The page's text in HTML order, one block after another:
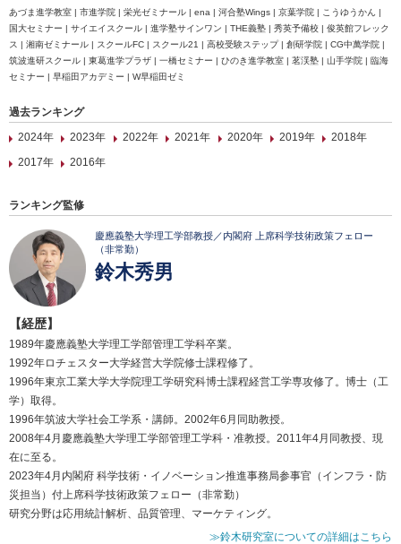
あづま進学教室 | 市進学院 | 栄光ゼミナール | ena | 河合塾Wings | 京葉学院 | こうゆうかん |
国大セミナー | サイエイスクール | 進学塾サインワン | THE義塾 | 秀英予備校 | 俊英館フレック
ス | 湘南ゼミナール | スクールFC | スクール21 | 高校受験ステップ | 創研学院 | CG中萬学院 |
筑波進研スクール | 東葛進学プラザ | 一橋セミナー | ひのき進学教室 | 茗渓塾 | 山手学院 | 臨海
セミナー | 早稲田アカデミー | W早稲田ゼミ
過去ランキング
2024年
2023年 2022年 2021年 2020年 2019年
2018年
2017年
2016年
ランキング監修
慶應義塾大学理工学部教授／内閣府 上席科学技術政策フェロー
（非常勤）
鈴木秀男
【経歴】
1989年慶應義塾大学理工学部管理工学科卒業。
1992年ロチェスター大学経営大学院修士課程修了。
1996年東京工業大学大学院理工学研究科博士課程経営工学専攻修了。博士（工
学）取得。
1996年筑波大学社会工学系・講師。2002年6月同助教授。
2008年4月慶應義塾大学理工学部管理工学科・准教授。2011年4月同教授、現
在に至る。
2023年4月内閣府 科学技術・イノベーション推進事務局参事官（インフラ・防
災担当）付上席科学技術政策フェロー（非常勤）
研究分野は応用統計解析、品質管理、マーケティング。
≫鈴木研究室についての詳細はこちら